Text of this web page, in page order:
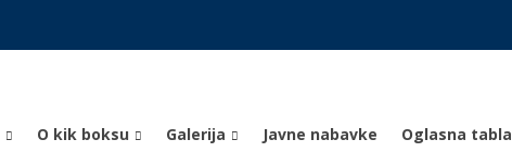
O kik boksu Galerija Javne nabavke Oglasna tabla